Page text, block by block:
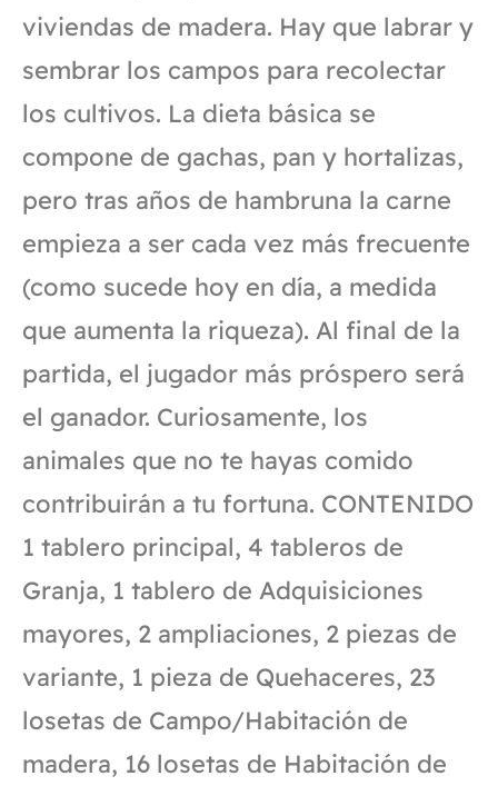
viviendas de madera. Hay que labrar y
sembrar los campos para recolectar
los cultivos. La dieta básica se
compone de gachas, pan y hortalizas,
pero tras años de hambruna la carne
empieza a ser cada vez más frecuente
(como sucede hoy en día, a medida
que aumenta la riqueza). Al final de la
partida, el jugador más próspero será
el ganador. Curiosamente, los
animales que no te hayas comido
contribuirán a tu fortuna. CONTENIDO
1 tablero principal, 4 tableros de
Granja, 1 tablero de Adquisiciones
mayores, 2 ampliaciones, 2 piezas de
variante, 1 pieza de Quehaceres, 23
losetas de Campo/Habitación de
madera, 16 losetas de Habitación de